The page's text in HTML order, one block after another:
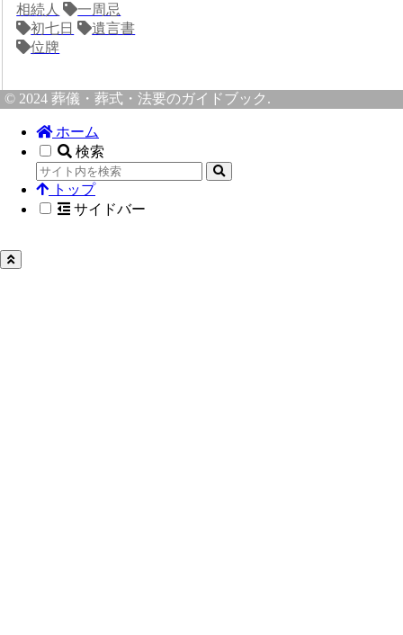
相続人
一周忌
初七日
遺言書
位牌
© 2024 葬儀・葬式・法要のガイドブック.
ホーム
検索
トップ
サイドバー